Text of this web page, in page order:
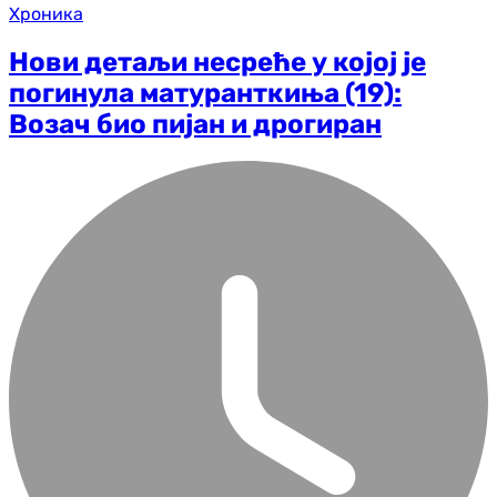
Хроника
Нови детаљи несреће у којој је
погинула матуранткиња (19):
Возач био пијан и дрогиран